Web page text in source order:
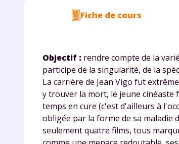
Fiche de cours
Objectif : rendre compte de la
participe de la singularité, de la
La carrière de Jean Vigo fut
y trouver la mort, le jeune cinéaste
temps en cure (c'est d'ailleurs à
obligée par la forme de sa maladie
seulement quatre films, tous